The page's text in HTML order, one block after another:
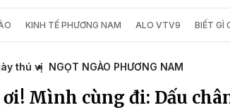
KINH TẾ PHƯƠNG NAM ALO VTV9 BIẾT GÌ
thú vị NGỌT NGÀO PHƯƠNG NAM
Mình cùng đi: Dấu